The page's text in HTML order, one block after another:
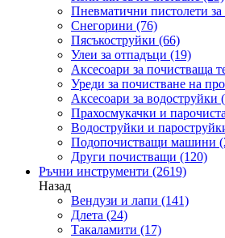
Пневматични пистолети за
Снегорини (76)
Пясъкоструйки (66)
Улеи за отпадъци (19)
Аксесоари за почистваща
Уреди за почистване на
Аксесоари за водоструйки
Прахосмукачки и
Водоструйки и
Подопочистващи машини
Други почистващи (120)
Ръчни инструменти (2619)
Назад
Вендузи и лапи (141)
Длета (24)
Такаламити (17)